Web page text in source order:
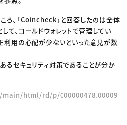
ろ、「Coincheck」と回答したのは全体
て、コールドウォレットで管理してい
利用の心配が少ないといった意見が数
るセキュリティ対策であることが分か
html/rd/p/000000478.00009